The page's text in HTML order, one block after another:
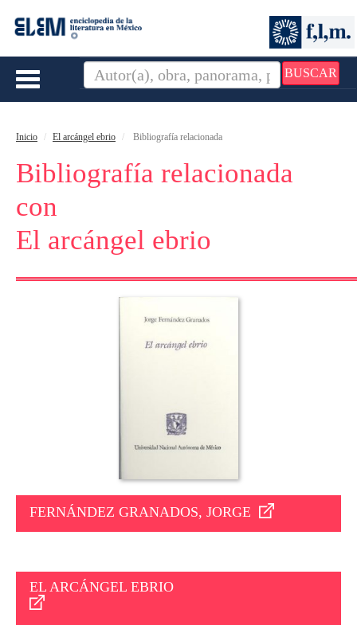
BUSCAR
Toggle
Inicio El arcángel ebrio Bibliografía relacionada
Bibliografía relacionada
con
El arcángel ebrio
FERNÁNDEZ GRANADOS, JORGE
EL ARCÁNGEL EBRIO